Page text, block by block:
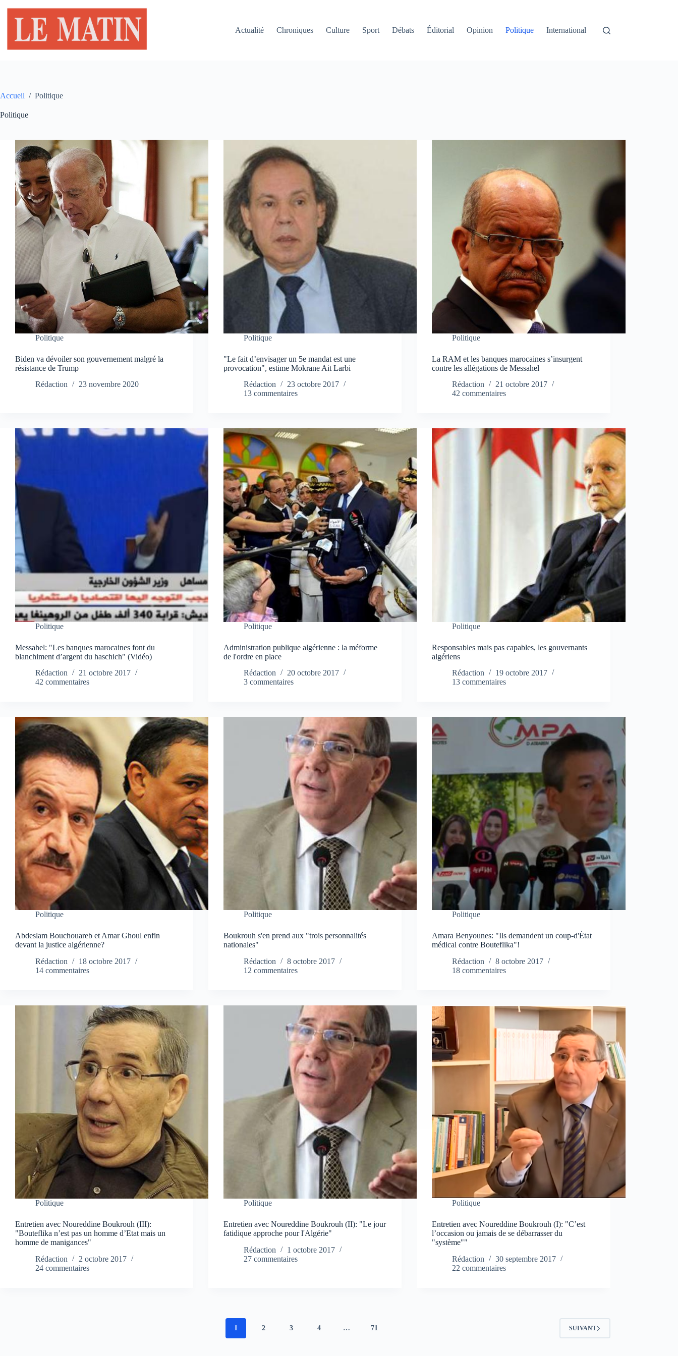
contenu
Actualité
Chroniques Culture Sport Débats Éditorial Opinion Politique International
Accueil / Politique
Politique
Politique
Biden va dévoiler son gouvernement malgré la
résistance de Trump
Rédaction
23 novembre 2020
Politique
"Le fait d’envisager un 5e mandat est une
provocation", estime Mokrane Ait Larbi
Rédaction
23 octobre 2017
13 commentaires
Politique
La RAM et les banques marocaines s’insurgent
contre les allégations de Messahel
Rédaction
21 octobre 2017
42 commentaires
Politique
Messahel: "Les banques marocaines font du
blanchiment d’argent du haschich" (Vidéo)
Rédaction
21 octobre 2017
42 commentaires
Politique
Administration publique algérienne : la méforme
de l'ordre en place
Rédaction
20 octobre 2017
3 commentaires
Politique
Responsables mais pas capables, les gouvernants
algériens
Rédaction
19 octobre 2017
13 commentaires
Politique
Abdeslam Bouchouareb et Amar Ghoul enfin
devant la justice algérienne?
Rédaction
18 octobre 2017
14 commentaires
Politique
Boukrouh s'en prend aux "trois personnalités
nationales"
Rédaction
8 octobre 2017
12 commentaires
Politique
Amara Benyounes: "Ils demandent un coup-d'État
médical contre Bouteflika"!
Rédaction
8 octobre 2017
18 commentaires
Politique
Entretien avec Noureddine Boukrouh (III):
"Bouteflika n’est pas un homme d’Etat mais un
homme de manigances"
Rédaction
2 octobre 2017
24 commentaires
Politique
Entretien avec Noureddine Boukrouh (II): "Le jour
fatidique approche pour l'Algérie"
Rédaction
1 octobre 2017
27 commentaires
Politique
Entretien avec Noureddine Boukrouh (I): "C’est
l’occasion ou jamais de se débarrasser du
"système""
Rédaction
30 septembre 2017
22 commentaires
1 2 3 4 … 71 SUIVANT